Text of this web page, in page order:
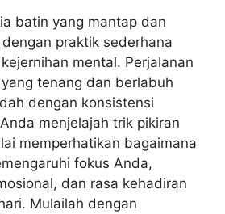
batin yang mantap dan
praktik sederhana
mental. Perjalanan
tenang dan berlabuh
dengan konsistensi
menjelajah trik pikiran
memperhatikan bagaimana
fokus Anda,
dan rasa kehadiran
Mulailah dengan